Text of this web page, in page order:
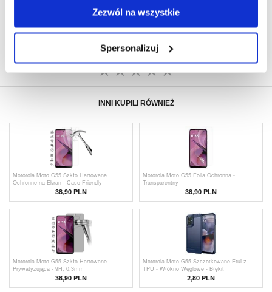
Zezwól na wszystkie
Spersonalizuj
KLIENTÓW
NAPISZ OPINIĘ
INNI KUPILI RÓWNIEŻ
Motorola Moto G55 Szkło Hartowane
Ochronne na Ekran - Case Friendly -
38,90 PLN
Motorola Moto G55 Folia Ochronna -
Transparentny
38,90 PLN
Motorola Moto G55 Szkło Hartowane
Prywatyzująca - 9H, 0.3mm
38,90 PLN
Motorola Moto G55 Szczotkowane Etui z
TPU - Włókno Węglowe - Błękit
2,80 PLN